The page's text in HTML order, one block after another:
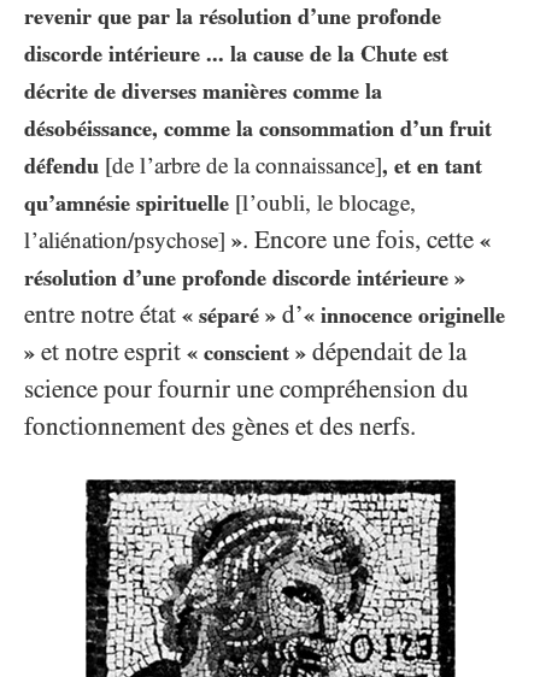
revenir que par la résolution d’une profonde
discorde intérieure ... la cause de la Chute est
décrite de diverses manières comme la
désobéissance, comme la consommation d’un fruit
défendu [de l’arbre de la connaissance], et en tant
qu’amnésie spirituelle [l’oubli, le blocage,
l’aliénation/psychose] ». Encore une fois, cette «
résolution d’une profonde discorde intérieure »
entre notre état « séparé » d’« innocence originelle
» et notre esprit « conscient » dépendait de la
science pour fournir une compréhension du
fonctionnement des gènes et des nerfs.